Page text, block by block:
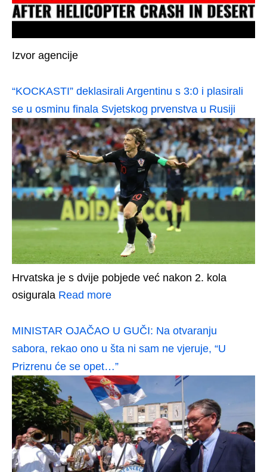
Izvor agencije
“KOCKASTI” deklasirali Argentinu s 3:0 i plasirali
se u osminu finala Svjetskog prvenstva u Rusiji
Hrvatska je s dvije pobjede već nakon 2. kola
osigurala Read more
MINISTAR OJAČAO U GUČI: Na otvaranju
sabora, rekao ono u šta ni sam ne vjeruje, “U
Prizrenu će se opet…”